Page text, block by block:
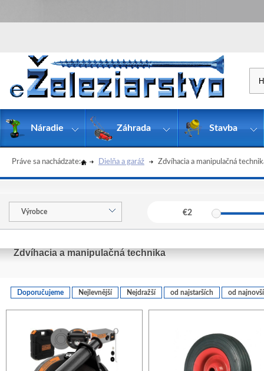
Práve sa nachádzate: Dielňa a garáž Zdvíhacia a manipulačná
Výrobce €2
Zdvíhacia a manipulačná technika
Doporučujeme Nejlevnější Nejdražší od najstarších od
Náradie Záhrada Stavba